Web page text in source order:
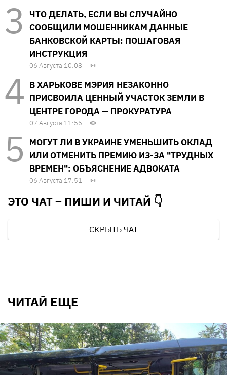
ЧТО ДЕЛАТЬ, ЕСЛИ ВЫ СЛУЧАЙНО
СООБЩИЛИ МОШЕННИКАМ ДАННЫЕ
БАНКОВСКОЙ КАРТЫ: ПОШАГОВАЯ
ИНСТРУКЦИЯ
06 Августа 10:08
В ХАРЬКОВЕ МЭРИЯ НЕЗАКОННО
ПРИСВОИЛА ЦЕННЫЙ УЧАСТОК ЗЕМЛИ В
ЦЕНТРЕ ГОРОДА — ПРОКУРАТУРА
07 Августа 11:56
МОГУТ ЛИ В УКРАИНЕ УМЕНЬШИТЬ ОКЛАД
ИЛИ ОТМЕНИТЬ ПРЕМИЮ ИЗ-ЗА "ТРУДНЫХ
ВРЕМЕН": ОБЪЯСНЕНИЕ АДВОКАТА
06 Августа 17:51
ЭТО ЧАТ – ПИШИ И ЧИТАЙ 👇
СКРЫТЬ ЧАТ
ЧИТАЙ ЕЩЕ